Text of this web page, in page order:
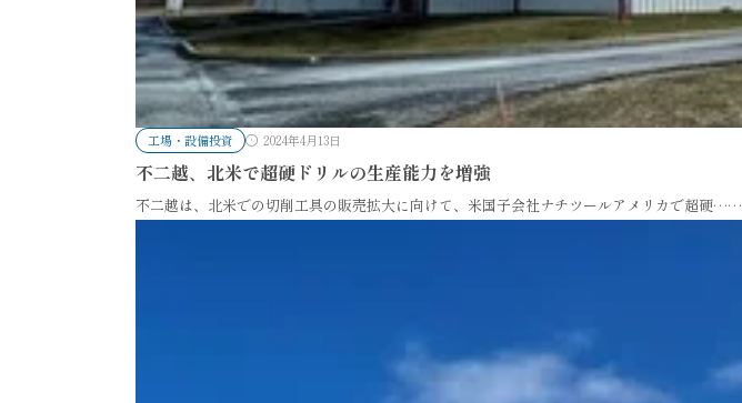
工場・設備投資 2024年4月13日
不二越、北米で超硬ドリルの生産能力を増強
不二越は、北米での切削工具の販売拡大に向けて、米国子会社ナチツールアメリカで超硬……